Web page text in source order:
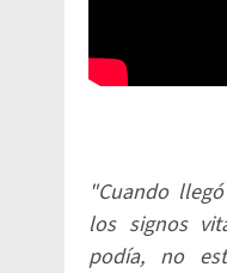
"Cuando
los signos
podía, no